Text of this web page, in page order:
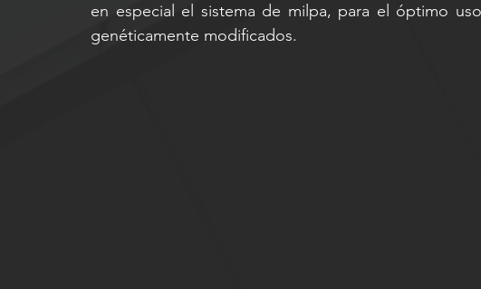
en especial el sistema de milpa, para el óptimo
genéticamente modificados.